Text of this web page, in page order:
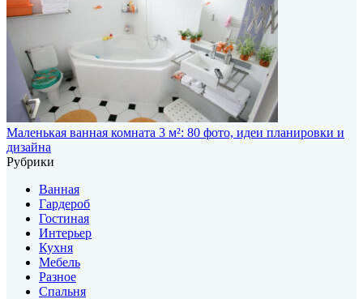
Маленькая ванная комната 3 м²: 80 фото, идеи планировки и
дизайна
Рубрики
Ванная
Гардероб
Гостиная
Интерьер
Кухня
Мебель
Разное
Спальня